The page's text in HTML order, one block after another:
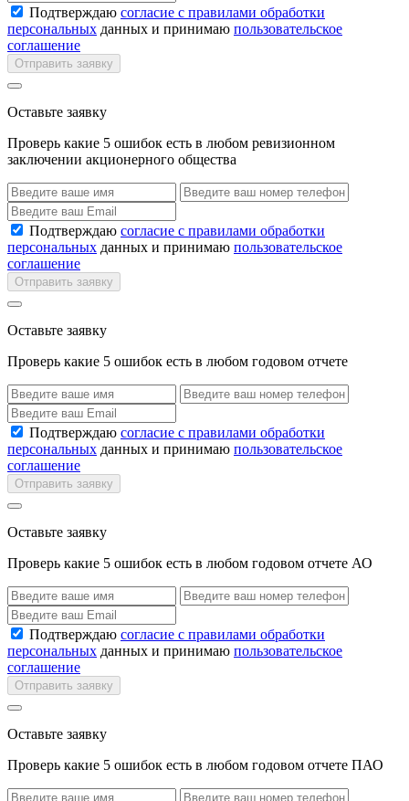
Подтверждаю согласие с правилами обработки
персональных данных и принимаю пользовательское
соглашение
Отправить заявку
Оставьте заявку
Проверь какие 5 ошибок есть в любом ревизионном
заключении акционерного общества
Подтверждаю согласие с правилами обработки
персональных данных и принимаю пользовательское
соглашение
Отправить заявку
Оставьте заявку
Проверь какие 5 ошибок есть в любом годовом отчете
Подтверждаю согласие с правилами обработки
персональных данных и принимаю пользовательское
соглашение
Отправить заявку
Оставьте заявку
Проверь какие 5 ошибок есть в любом годовом отчете АО
Подтверждаю согласие с правилами обработки
персональных данных и принимаю пользовательское
соглашение
Отправить заявку
Оставьте заявку
Проверь какие 5 ошибок есть в любом годовом отчете ПАО